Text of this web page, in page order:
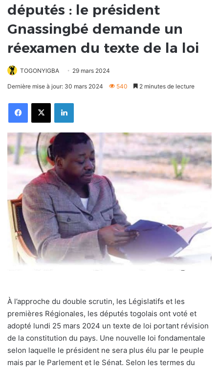
députés : le président
Gnassingbé demande un
réexamen du texte de la loi
TOGONYIGBA 29 mars 2024
Dernière mise à jour: 30 mars 2024 540 2 minutes de lecture
FacebookX Linkedin
À l’approche du double scrutin, les Législatifs et les
premières Régionales, les députés togolais ont voté et
adopté lundi 25 mars 2024 un texte de loi portant révision
de la constitution du pays. Une nouvelle loi fondamentale
selon laquelle le président ne sera plus élu par le peuple
mais par le Parlement et le Sénat. Selon les termes du